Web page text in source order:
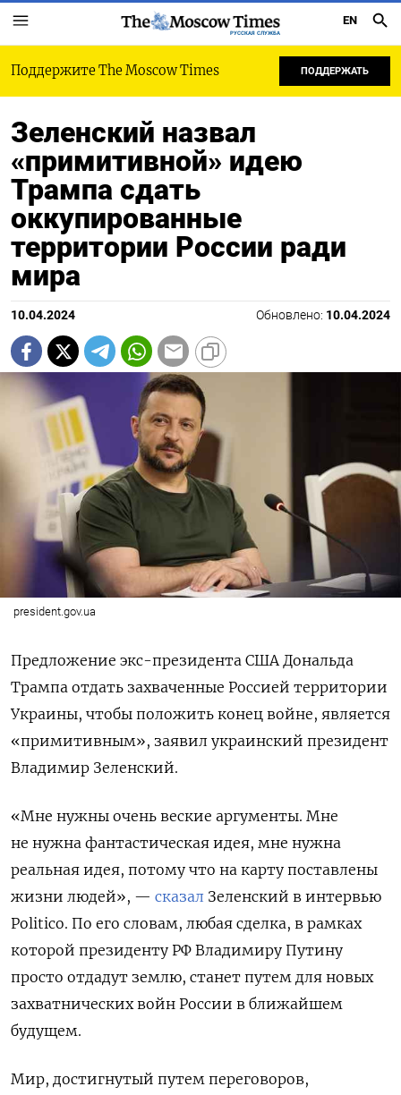
РУССКАЯ СЛУЖБА
EN
Поддержите The Moscow Times ПОДДЕРЖАТЬ
Зеленский назвал
«примитивной» идею
Трампа сдать
оккупированные
территории России ради
мира
10.04.2024 Обновлено: 10.04.2024
president.gov.ua
Предложение экс-президента США Дональда
Трампа отдать захваченные Россией территории
Украины, чтобы положить конец войне, является
«примитивным», заявил украинский президент
Владимир Зеленский.
«Мне нужны очень веские аргументы. Мне
не нужна фантастическая идея, мне нужна
реальная идея, потому что на карту поставлены
жизни людей», — сказал Зеленский в интервью
Politico. По его словам, любая сделка, в рамках
которой президенту РФ Владимиру Путину
просто отдадут землю, станет путем для новых
захватнических войн России в ближайшем
будущем.
Мир, достигнутый путем переговоров,